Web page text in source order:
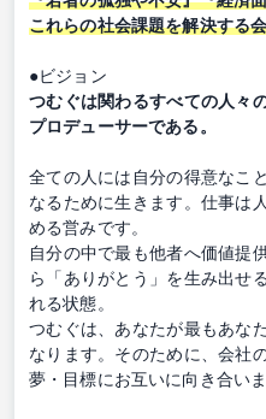
これらの社会課題を解決する
●ビジョン
つむぐは関わるすべての人々
プロデューサーである。
全ての人には自分の得意なこ
なるために生きます。仕事は
める営みです。
自分の中で最も他者へ価値提
ら「ありがとう」を生み出せ
れる状態。
つむぐは、あなたが最もあな
なります。そのために、会社
夢・目標にお互いに向き合いま